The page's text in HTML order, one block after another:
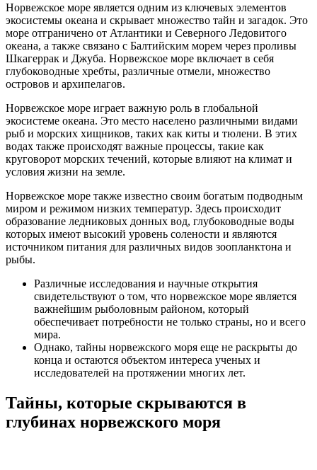
Норвежское море является одним из ключевых элементов
экосистемы океана и скрывает множество тайн и загадок. Это
море отграничено от Атлантики и Северного Ледовитого
океана, а также связано с Балтийским морем через проливы
Шкагеррак и Джуба. Норвежское море включает в себя
глубоководные хребты, различные отмели, множество
островов и архипелагов.
Норвежское море играет важную роль в глобальной
экосистеме океана. Это место населено различными видами
рыб и морских хищников, таких как киты и тюлени. В этих
водах также происходят важные процессы, такие как
круговорот морских течений, которые влияют на климат и
условия жизни на земле.
Норвежское море также известно своим богатым подводным
миром и режимом низких температур. Здесь происходит
образование ледниковых донных вод, глубоководные воды
которых имеют высокий уровень солености и являются
источником питания для различных видов зоопланктона и
рыбы.
Различные исследования и научные открытия
свидетельствуют о том, что норвежское море является
важнейшим рыболовным районом, который
обеспечивает потребности не только страны, но и всего
мира.
Однако, тайны норвежского моря еще не раскрыты до
конца и остаются объектом интереса ученых и
исследователей на протяжении многих лет.
Тайны, которые скрываются в
глубинах норвежского моря